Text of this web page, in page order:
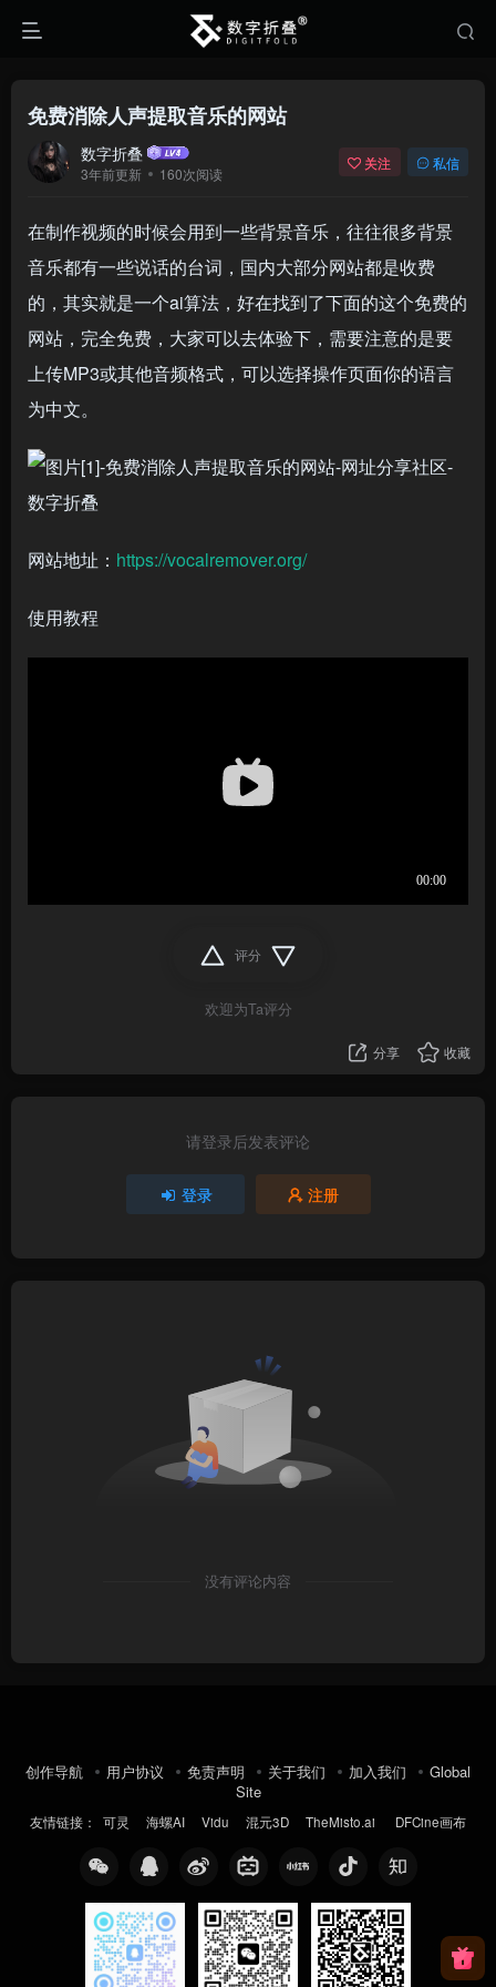
免费消除人声提取音乐的网站
数字折叠
3年前更新 160次阅读
关注 私信
在制作视频的时候会用到一些背景音乐，往往很多背景
音乐都有一些说话的台词，国内大部分网站都是收费
的，其实就是一个ai算法，好在找到了下面的这个免费的
网站，完全免费，大家可以去体验下，需要注意的是要
上传MP3或其他音频格式，可以选择操作页面你的语言
为中文。
网站地址： https://vocalremover.org/
使用教程
评分
欢迎为Ta评分
分享 收藏
请登录后发表评论
登录 注册
没有评论内容
创作导航 用户协议 免责声明 关于我们 加入我们
Global
Site
友情链接： 可灵 海螺AI Vidu 混元3D TheMisto.ai DFCine画布